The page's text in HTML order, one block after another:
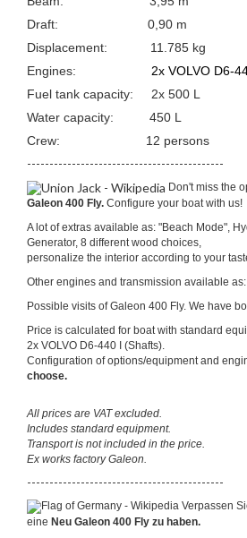
Draft: 0,90 m
Displacement: 11.785 kg
Engines: 2x VOLVO D6-
Fuel tank capacity: 2x 500 L
Water capacity: 450 L
Crew: 12 persons
--------------------------------------------
Don't miss the
Galeon 400 Fly. Configure your boat with us!
A lot of extras available as: "Beach Mode",
Generator, 8 different wood choices,
personalize the interior according to your
Other engines and transmission available
Possible visits of Galeon 400 Fly. We have
Price is calculated for boat with standard
2x VOLVO D6-440 I (Shafts).
Configuration of options/equipment and
choose.
All prices are VAT excluded.
Includes standard equipment.
Transport is not included in the price.
Ex works factory Galeon.
--------------------------------------------
Verpassen
eine Neu Galeon 400 Fly zu haben.